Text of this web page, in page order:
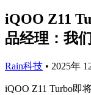
iQOO Z11
品经理：我
Rain科技 • 2025年
iQOO Z11 Turbo即